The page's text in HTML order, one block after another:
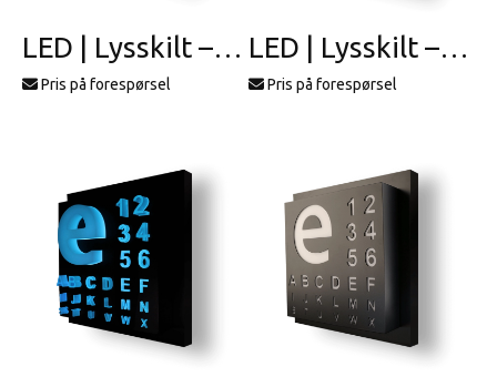
LED | Lysskilt – profil 15
Pris på forespørsel
LED | Lysskilt – profil 16
Pris på forespørsel